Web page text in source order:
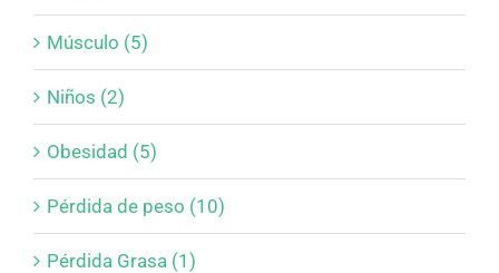
Músculo (5)
Niños (2)
Obesidad (5)
Pérdida de peso (10)
Pérdida Grasa (1)